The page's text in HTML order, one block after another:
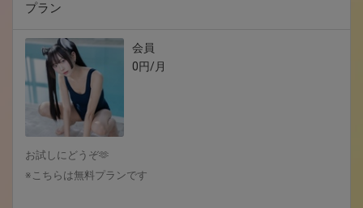
プラン
会員
0円/月
お試しにどうぞ🫶
※こちらは無料プランです